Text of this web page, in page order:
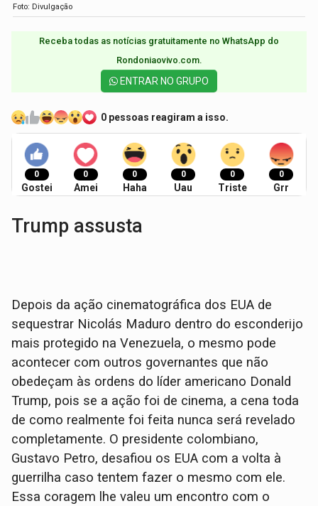
Foto: Divulgação
Receba todas as notícias gratuitamente no WhatsApp do
Rondoniaovivo.com.​
ENTRAR NO GRUPO
0 pessoas reagiram a isso.
0
Gostei
0
Amei
0
Haha
0
Uau
0
Triste
0
Grr
Trump assusta
Depois da ação cinematográfica dos EUA de
sequestrar Nicolás Maduro dentro do esconderijo
mais protegido na Venezuela, o mesmo pode
acontecer com outros governantes que não
obedeçam às ordens do líder americano Donald
Trump, pois se a ação foi de cinema, a cena toda
de como realmente foi feita nunca será revelado
completamente. O presidente colombiano,
Gustavo Petro, desafiou os EUA com a volta à
guerrilha caso tentem fazer o mesmo com ele.
Essa coragem lhe valeu um encontro com o